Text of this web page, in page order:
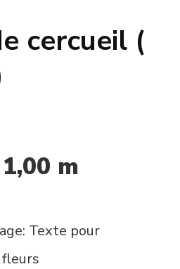
cercueil (
m
Texte pour
fleurs